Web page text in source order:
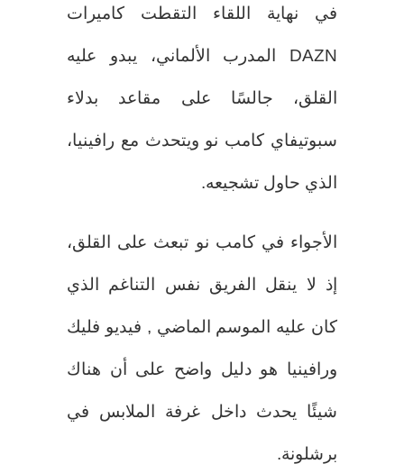
في نهاية اللقاء التقطت كاميرات
DAZN المدرب الألماني، يبدو عليه
القلق، جالسًا على مقاعد بدلاء
سبوتيفاي كامب نو ويتحدث مع رافينيا،
الذي حاول تشجيعه.
الأجواء في كامب نو تبعث على القلق،
إذ لا ينقل الفريق نفس التناغم الذي
كان عليه الموسم الماضي , فيديو فليك
ورافينيا هو دليل واضح على أن هناك
شيئًا يحدث داخل غرفة الملابس في
برشلونة.